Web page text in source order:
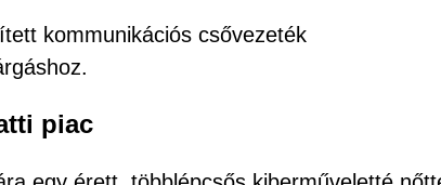
kommunikációs csővezeték
piac